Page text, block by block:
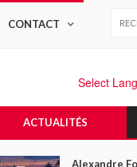
CONTACT
Select
ACTUALITÉS
Alexandre